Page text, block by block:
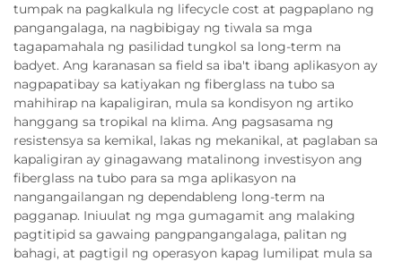
tumpak na pagkalkula ng lifecycle cost at pagpaplano ng
pangangalaga, na nagbibigay ng tiwala sa mga
tagapamahala ng pasilidad tungkol sa long-term na
badyet. Ang karanasan sa field sa iba't ibang aplikasyon ay
nagpapatibay sa katiyakan ng fiberglass na tubo sa
mahihirap na kapaligiran, mula sa kondisyon ng artiko
hanggang sa tropikal na klima. Ang pagsasama ng
resistensya sa kemikal, lakas ng mekanikal, at paglaban sa
kapaligiran ay ginagawang matalinong investisyon ang
fiberglass na tubo para sa mga aplikasyon na
nangangailangan ng dependableng long-term na
pagganap. Iniuulat ng mga gumagamit ang malaking
pagtitipid sa gawaing pangpangangalaga, palitan ng
bahagi, at pagtigil ng operasyon kapag lumilipat mula sa